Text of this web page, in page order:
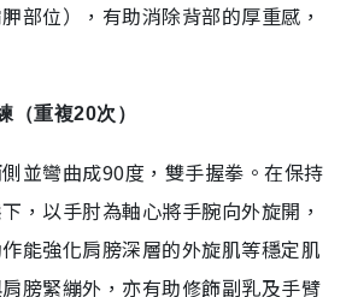
部位），有助消除背部的厚重感，
（重複20次）
並彎曲成90度，雙手握拳。在保持
，以手肘為軸心將手腕向外旋開，
能強化肩膀深層的外旋肌等穩定肌
膀緊繃外，亦有助修飾副乳及手臂